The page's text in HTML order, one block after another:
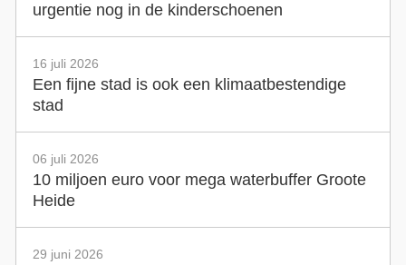
urgentie nog in de kinderschoenen
16 juli 2026
Een fijne stad is ook een klimaatbestendige
stad
06 juli 2026
10 miljoen euro voor mega waterbuffer Groote
Heide
29 juni 2026